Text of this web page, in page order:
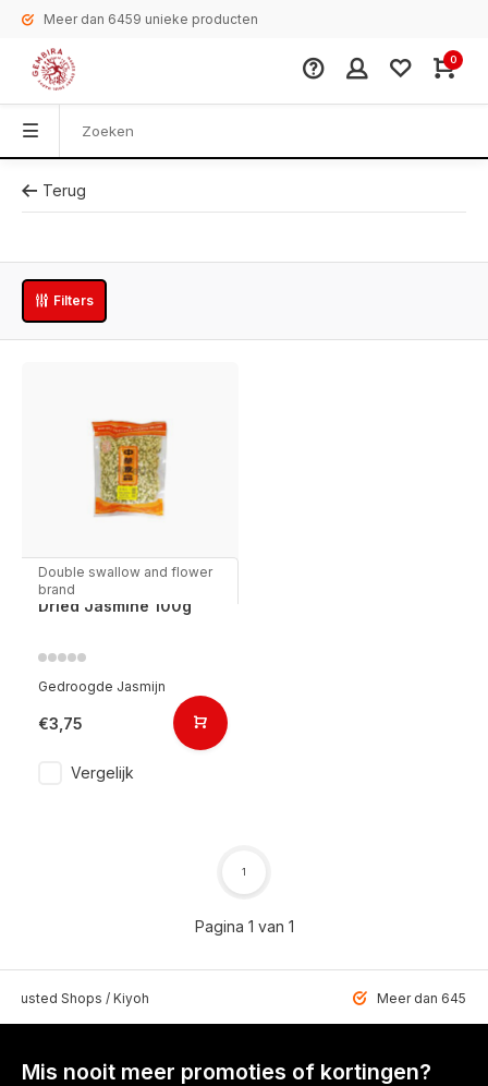
Meer dan 6459 unieke producten
0
Terug
Filters
Double swallow and flower
brand
Dried Jasmine 100g
Gedroogde Jasmijn
€3,75
Vergelijk
Pagina 1 van 1
1
Shops / Kiyoh Meer dan 6459
Mis nooit meer promoties of kortingen?